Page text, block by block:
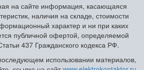
на сайте информация, касающаяся
наличия на складе, стоимости
характер и ни при каких
публичной офертой, определяемой
437 Гражданского кодекса РФ.
использовании материалов,